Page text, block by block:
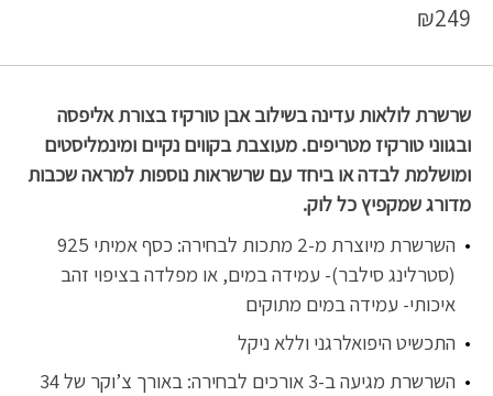
₪249
שרשרת לולאות עדינה בשילוב אבן טורקיז בצורת אליפסה
ובגווני טורקיז מטריפים. מעוצבת בקווים נקיים ומינמליסטים
ומושלמת לבדה או ביחד עם שרשראות נוספות למראה שכבות
מדורג שמקפיץ כל לוק.
השרשרת מיוצרת מ-2 מתכות לבחירה: כסף אמיתי 925
(סטרלינג סילבר)- עמידה במים, או מפלדה בציפוי זהב
איכותי- עמידה במים מתוקים
התכשיט היפואלרגני וללא ניקל
השרשרת מגיעה ב-3 אורכים לבחירה: באורך צ’וקר של 34